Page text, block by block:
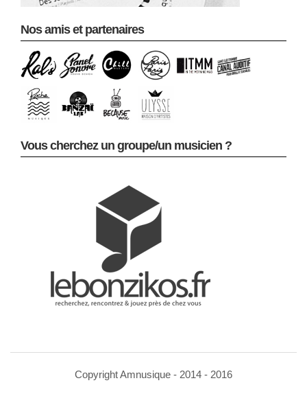
Nos amis et partenaires
Vous cherchez un groupe/un musicien ?
Copyright Amnusique - 2014 - 2016